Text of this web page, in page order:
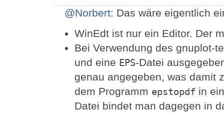
@Norbert: Das wäre eigentlich
WinEdt ist nur ein Editor. Der
Bei Verwendung des gnuplot-
und eine EPS-Datei
genau angegeben, was damit
dem Programm epstopdf in
Datei bindet man dagegen in